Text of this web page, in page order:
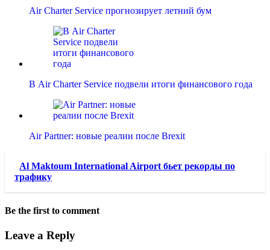
Air Charter Service прогнозирует летний бум
В Air Charter Service подвели итоги финансового года
Air Partner: новые реалии после Brexit
Al Maktoum International Airport бьет рекорды по
трафику
Be the first to comment
Leave a Reply